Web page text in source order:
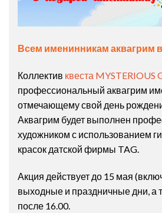
Всем именинникам аквагрим
Коллектив квеста MYSTERIOUS
профессиональный аквагрим
отмечающему свой день
Аквагрим будет выполнен
художником с использованием
красок датской фирмы TAG.
Акция действует до 15 мая
выходные и праздничные дни, а
после 16.00.